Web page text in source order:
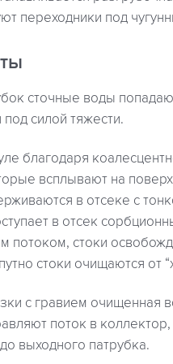
переходники под
сточные воды
силой тяжести.
благодаря
всплывают на
в отсеке с
в отсек
потоком, стоки
стоки очищаются от
с гравием очищенная
поток в
выходного патрубка.